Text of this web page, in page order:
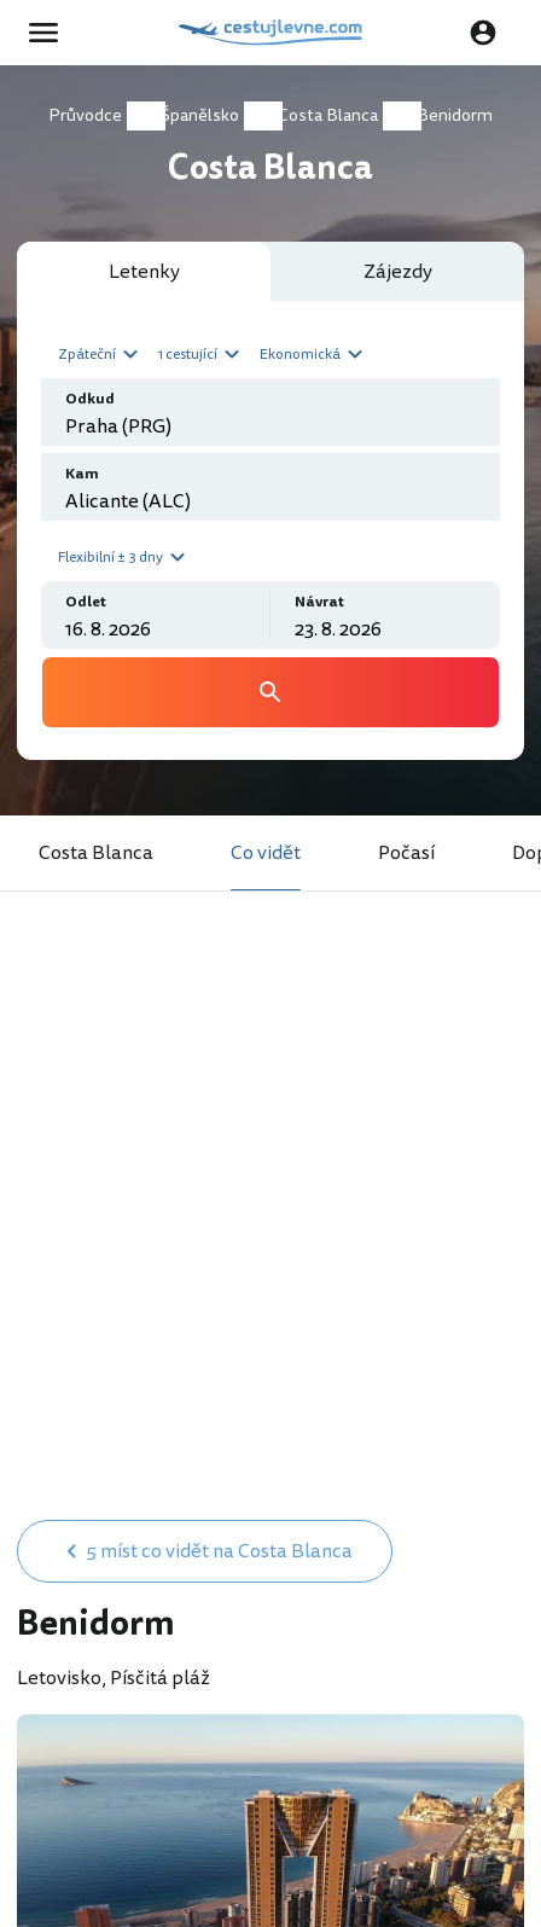
Průvodce Španělsko Costa Blanca Benidorm
Costa Blanca
Letenky Zájezdy
Zpáteční 1 cestující Ekonomická
Odkud
Kam
Flexibilní ± 3 dny
Odlet Návrat
Costa Blanca Co vidět Počasí
5 míst co vidět na Costa Blanca
Benidorm
Letovisko, Písčitá pláž